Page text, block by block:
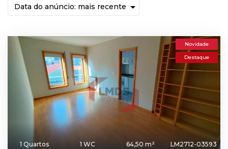
Novidade
Destaque
1 Quartos 1 WC 64,50 m² LM2712-03593